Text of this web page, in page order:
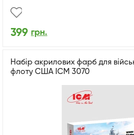
399 грн.
Набір акрилових фарб для
флоту США ICM 3070